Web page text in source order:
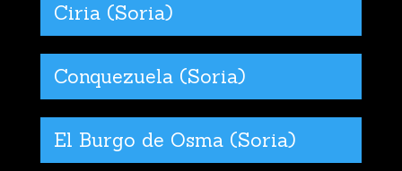
Ciria (Soria)
Conquezuela (Soria)
El Burgo de Osma (Soria)